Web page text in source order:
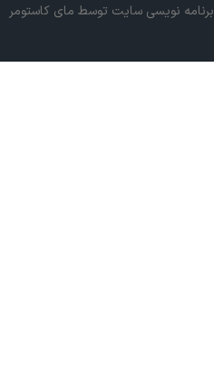
برنامه نویسی سایت توسط مای کاستومر